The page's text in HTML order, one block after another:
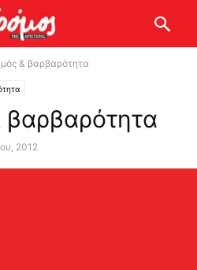
& βαρβαρότητα
βαρβαρότητα
2012